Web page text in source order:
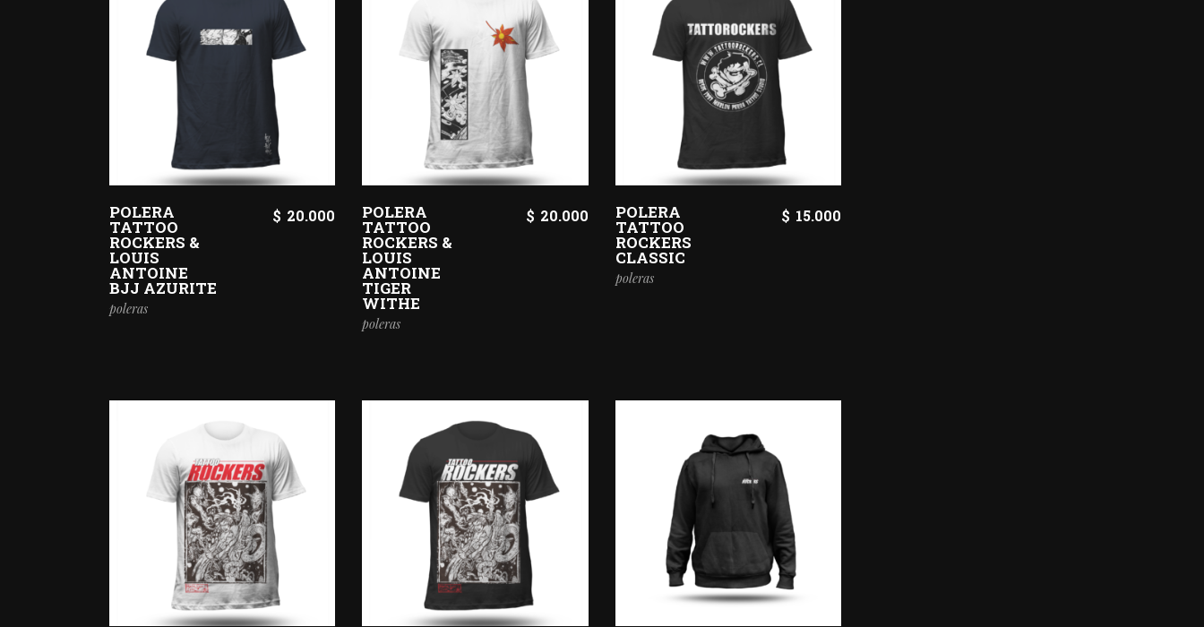
POLERA
TATTOO
ROCKERS &
LOUIS
ANTOINE
BJJ AZURITE
$ 20.000
poleras
POLERA
TATTOO
ROCKERS &
LOUIS
ANTOINE
TIGER
WITHE
$ 20.000
poleras
POLERA
TATTOO
ROCKERS
CLASSIC
$ 15.000
poleras